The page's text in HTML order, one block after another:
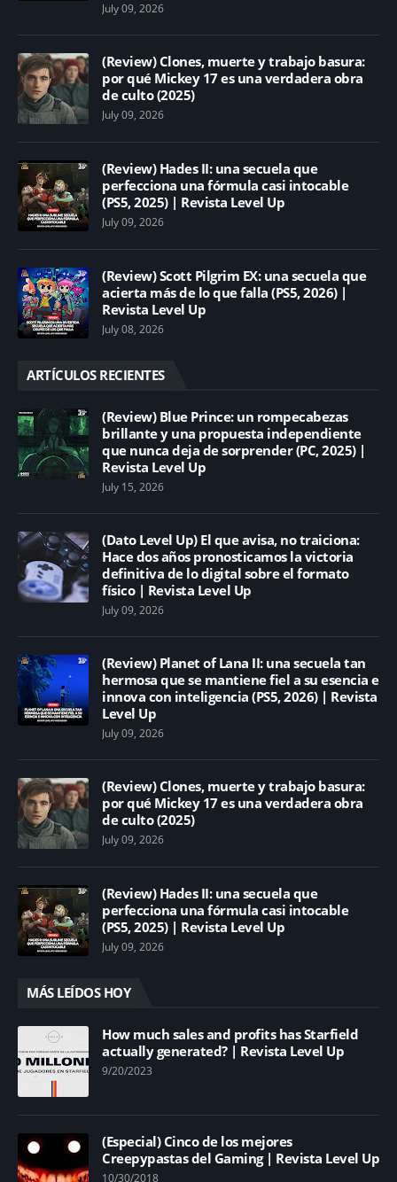
July 09, 2026
(Review) Clones, muerte y trabajo basura:
por qué Mickey 17 es una verdadera obra
de culto (2025)
July 09, 2026
(Review) Hades II: una secuela que
perfecciona una fórmula casi intocable
(PS5, 2025) | Revista Level Up
July 09, 2026
(Review) Scott Pilgrim EX: una secuela que
acierta más de lo que falla (PS5, 2026) |
Revista Level Up
July 08, 2026
ARTÍCULOS RECIENTES
(Review) Blue Prince: un rompecabezas
brillante y una propuesta independiente
que nunca deja de sorprender (PC, 2025) |
Revista Level Up
July 15, 2026
(Dato Level Up) El que avisa, no traiciona:
Hace dos años pronosticamos la victoria
definitiva de lo digital sobre el formato
físico | Revista Level Up
July 09, 2026
(Review) Planet of Lana II: una secuela tan
hermosa que se mantiene fiel a su esencia e
innova con inteligencia (PS5, 2026) | Revista
Level Up
July 09, 2026
(Review) Clones, muerte y trabajo basura:
por qué Mickey 17 es una verdadera obra
de culto (2025)
July 09, 2026
(Review) Hades II: una secuela que
perfecciona una fórmula casi intocable
(PS5, 2025) | Revista Level Up
July 09, 2026
MÁS LEÍDOS HOY
How much sales and profits has Starfield
actually generated? | Revista Level Up
9/20/2023
(Especial) Cinco de los mejores
Creepypastas del Gaming | Revista Level Up
10/30/2018